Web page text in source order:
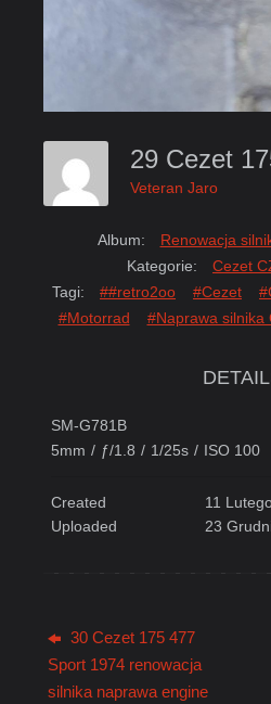
Veteran Jaro
Album:
Renowacja
Kategorie:
Cezet
Tagi:
##retro2oo #Cezet
#Motorrad
#Naprawa silnika
SM-G781B
5mm / ƒ/1.8 / 1/25s / ISO 100
Created
11
Uploaded
23
30 Cezet 175 477
Sport 1974 renowacja
silnika naprawa engine